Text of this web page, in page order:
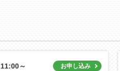
11:00～